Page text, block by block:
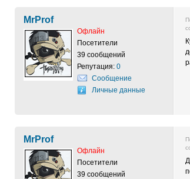
MrProf
Офлайн
Посетители
39 сообщений
Репутация: 0
Сообщение
Личные данные
MrProf
Офлайн
Посетители
39 сообщений